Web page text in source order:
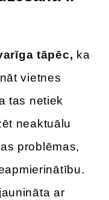
tāpēc, ka
vietnes
tas netiek
neaktuālu
problēmas,
ar